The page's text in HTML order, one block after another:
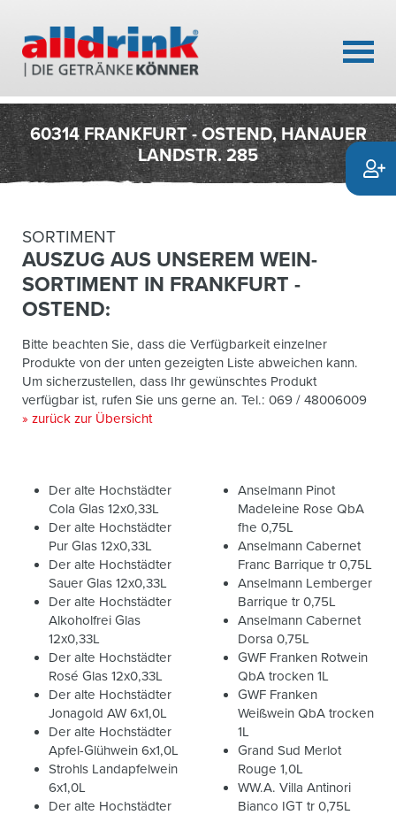
60314 FRANKFURT - OSTEND, HANAUER
LANDSTR. 285
SORTIMENT
AUSZUG AUS UNSEREM WEIN-
SORTIMENT IN FRANKFURT -
OSTEND:
Bitte beachten Sie, dass die Verfügbarkeit einzelner
Produkte von der unten gezeigten Liste abweichen kann.
Um sicherzustellen, dass Ihr gewünschtes Produkt
verfügbar ist, rufen Sie uns gerne an. Tel.: 069 / 48006009
» zurück zur Übersicht
Der alte Hochstädter
Cola Glas 12x0,33L
Der alte Hochstädter
Pur Glas 12x0,33L
Der alte Hochstädter
Sauer Glas 12x0,33L
Der alte Hochstädter
Alkoholfrei Glas
12x0,33L
Der alte Hochstädter
Rosé Glas 12x0,33L
Der alte Hochstädter
Jonagold AW 6x1,0L
Der alte Hochstädter
Apfel-Glühwein 6x1,0L
Strohls Landapfelwein
6x1,0L
Der alte Hochstädter
Anselmann Pinot
Madeleine Rose QbA
fhe 0,75L
Anselmann Cabernet
Franc Barrique tr 0,75L
Anselmann Lemberger
Barrique tr 0,75L
Anselmann Cabernet
Dorsa 0,75L
GWF Franken Rotwein
QbA trocken 1L
GWF Franken
Weißwein QbA trocken
1L
Grand Sud Merlot
Rouge 1,0L
WW.A. Villa Antinori
Bianco IGT tr 0,75L